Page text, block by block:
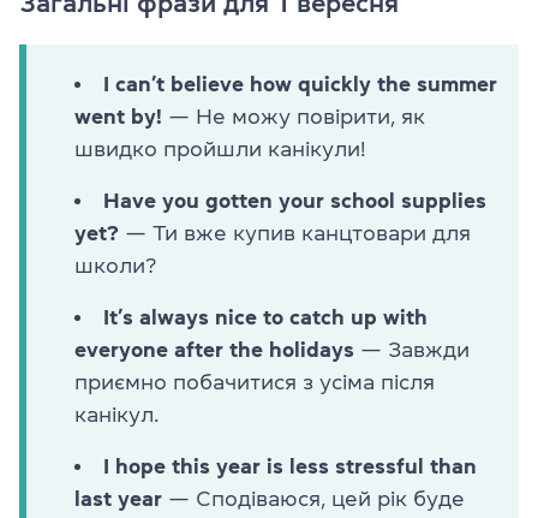
I can’t believe how quickly the summer
went by! — Не можу повірити, як
швидко пройшли канікули!
Have you gotten your school supplies
yet? — Ти вже купив канцтовари для
школи?
It’s always nice to catch up with
everyone after the holidays — Завжди
приємно побачитися з усіма після
канікул.
I hope this year is less stressful than
last year — Сподіваюся, цей рік буде